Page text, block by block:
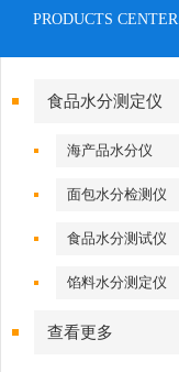
PRODUCTS CENTER
食品水分测定仪
海产品水分仪
面包水分检测仪
食品水分测试仪
馅料水分测定仪
查看更多